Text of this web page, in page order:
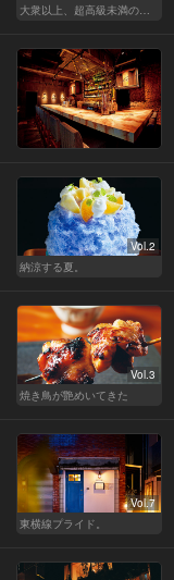
大衆以上、超高級未満の絶品中華
Vol.2
納涼する夏。
Vol.3
焼き鳥が艶めいてきた
Vol.7
東横線プライド。